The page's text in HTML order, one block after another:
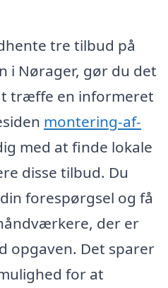
tre tilbud på
i Nørager, gør du det
træffe en informeret
montering-af-
med at finde lokale
disse tilbud. Du
forespørgsel og få
der er
opgaven. Det sparer
for at